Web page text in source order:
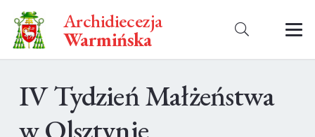
Archidiecezja
Warmińska
IV Tydzień Małżeństwa